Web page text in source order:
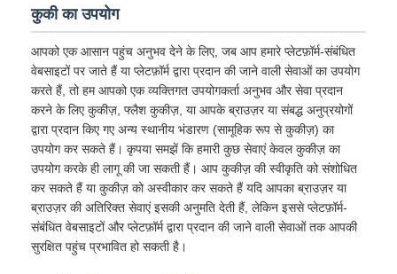
कुकी का उपयोग
आपको एक आसान पहुंच अनुभव देने के लिए, जब आप हमारे प्लेटफ़ॉर्म-संबंधित
वेबसाइटों पर जाते हैं या प्लेटफ़ॉर्म द्वारा प्रदान की जाने वाली सेवाओं का उपयोग
करते हैं, तो हम आपको एक व्यक्तिगत उपयोगकर्ता अनुभव और सेवा प्रदान
करने के लिए कुकीज़, फ्लैश कुकीज़, या आपके ब्राउज़र या संबद्ध अनुप्रयोगों
द्वारा प्रदान किए गए अन्य स्थानीय भंडारण (सामूहिक रूप से कुकीज़) का
उपयोग कर सकते हैं। कृपया समझें कि हमारी कुछ सेवाएं केवल कुकीज़ का
उपयोग करके ही लागू की जा सकती हैं। आप कुकीज़ की स्वीकृति को संशोधित
कर सकते हैं या कुकीज़ को अस्वीकार कर सकते हैं यदि आपका ब्राउज़र या
ब्राउज़र की अतिरिक्त सेवाएं इसकी अनुमति देती हैं, लेकिन इससे प्लेटफ़ॉर्म-
संबंधित वेबसाइटों और प्लेटफ़ॉर्म द्वारा प्रदान की जाने वाली सेवाओं तक आपकी
सुरक्षित पहुंच प्रभावित हो सकती है।